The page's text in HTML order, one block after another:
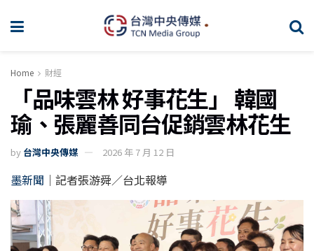
Home 財經
「品味雲林 好事花生」 韓國
瑜、張麗善同台促銷雲林花生
by 台灣中央傳媒 2026 年 7 月 12 日
墨新聞 ｜記者張游舜／台北報導